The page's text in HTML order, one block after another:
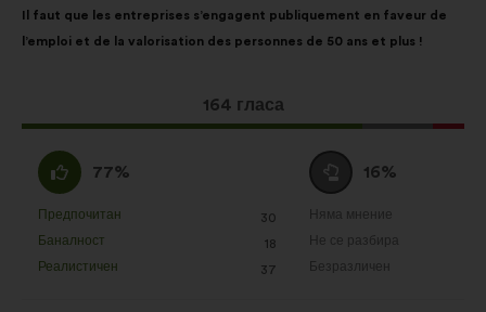
на
предложението:
Il faut que les entreprises s’engagent publiquement en faveur de
l’emploi et de la valorisation des personnes de 50 ans et plus !
Това
предложение
164 гласа
разпределението
е:
Съгласен
съм
:
77%
Предпочитан
: 30
пъти
Баналност
: 18
пъти
Реалистичен
: 37
пъти
Въздържал
се
:
16%
Няма мнение
:пъти
Не се разбира
:пъти
Безразличен
:пъти